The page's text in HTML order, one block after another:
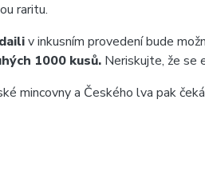
raritu.
v inkusním provedení bude
1000 kusů. Neriskujte, že se
mincovny a Českého lva pak